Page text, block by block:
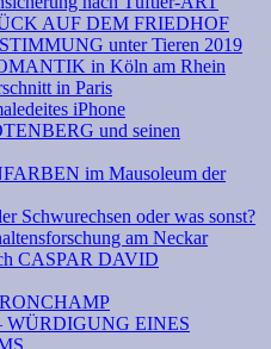
AUF DEM FRIEDHOF
unter Tieren 2019
in Köln am Rhein
in Paris
iPhone
und seinen
im Mausoleum der
Schwurechsen oder was sonst?
am Neckar
CASPAR DAVID
RONCHAMP
WÜRDIGUNG EINES